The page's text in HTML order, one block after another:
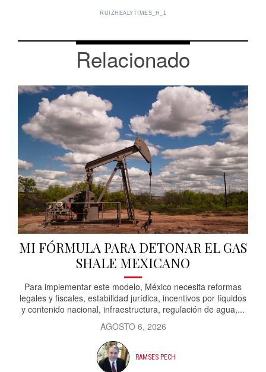
RUIZHEALYTIMES_H_1
Relacionado
MI FÓRMULA PARA DETONAR EL GAS
SHALE MEXICANO
Para implementar este modelo, México necesita reformas
legales y fiscales, estabilidad jurídica, incentivos por líquidos
y contenido nacional, infraestructura, regulación de agua,...
AGOSTO 6, 2026
RAMSES PECH